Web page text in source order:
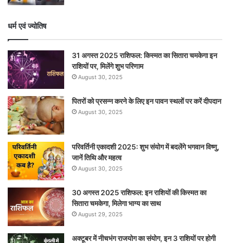
धर्म एवं ज्योतिष
31 अगस्त 2025 राशिफल: किस्मत का सितारा चमकेगा इन
राशियों पर, मिलेंगे शुभ परिणाम
August 30, 2025
पितरों को प्रसन्न करने के लिए इन पावन स्थलों पर करें दीपदान
August 30, 2025
परिवर्तिनी एकादशी 2025: शुभ संयोग में बदलेंगे भगवान विष्णु,
जानें तिथि और महत्व
August 30, 2025
30 अगस्त 2025 राशिफल: इन राशियों की किस्मत का
सितारा चमकेगा, मिलेगा भाग्य का साथ
August 29, 2025
अक्टूबर में नीचभंग राजयोग का संयोग, इन 3 राशियों पर होगी